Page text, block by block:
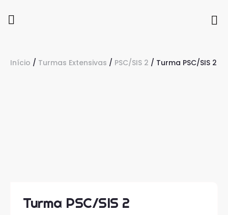
Início / Turmas Extensivas / PSC/SIS 2 / Turma PSC/SIS 2
Turma PSC/SIS 2